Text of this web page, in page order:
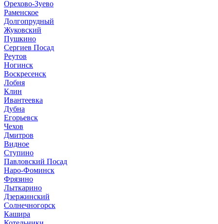
Орехово-Зуево
Раменское
Долгопрудный
Жуковский
Пушкино
Сергиев Посад
Реутов
Ногинск
Воскресенск
Лобня
Клин
Ивантеевка
Дубна
Егорьевск
Чехов
Дмитров
Видное
Ступино
Павловский Посад
Наро-Фоминск
Фрязино
Лыткарино
Дзержинский
Солнечногорск
Кашира